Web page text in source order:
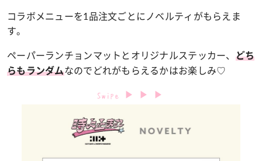
コラボメニューを1品注文ごとにノベルティがもらえま
す。
ペーパーランチョンマットとオリジナルステッカー、 どち
らもランダムなのでどれがもらえるかはお楽しみ♡